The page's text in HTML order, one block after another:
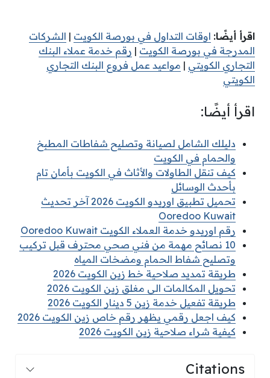
اقرأ أيضًا: اوقات التداول في بورصة الكويت | الشركات
المدرجة في بورصة الكويت | رقم خدمة عملاء البنك
التجاري الكويتي | مواعيد عمل فروع البنك التجاري
الكويتي
اقرأ أيضًا:
دليلك الشامل لصيانة وتصليح شفاطات المطبخ
والحمام في الكويت
كيف تنقل الطاولات والأثاث في الكويت بأمان تام
بأحدث الوسائل
تحميل تطبيق اوريدو الكويت 2026 آخر تحديث
Ooredoo Kuwait
رقم اوريدو خدمة العملاء الكويت Ooredoo Kuwait
10 نصائح مهمة من فني صحي محترف قبل تركيب
وتصليح شفاط الحمام ومضخات المياه
طريقة تمديد صلاحية خط زين الكويت 2026
تحويل المكالمات الى مغلق زين الكويت 2026
طريقة تفعيل خدمة زين 5 دينار الكويت 2026
كيف اجعل رقمي يظهر رقم خاص زين الكويت 2026
كيفية شراء صلاحية زين الكويت 2026
Citations